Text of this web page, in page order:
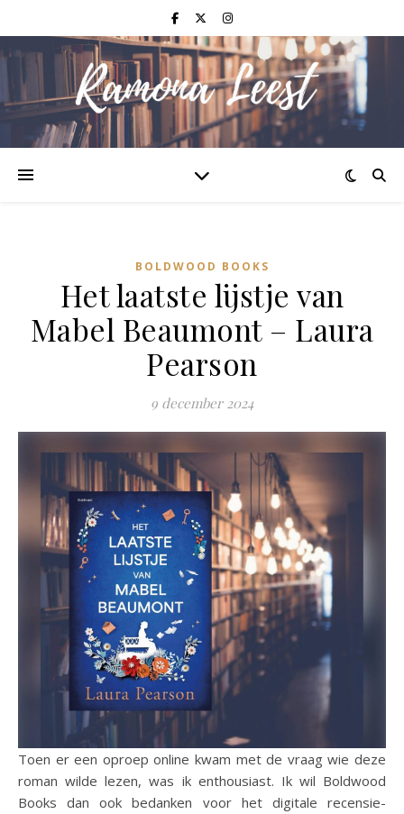
BOLDWOOD BOOKS
Het laatste lijstje van
Mabel Beaumont – Laura
Pearson
9 december 2024
Toen er een oproep online kwam met de vraag wie deze
roman wilde lezen, was ik enthousiast. Ik wil Boldwood
Books dan ook bedanken voor het digitale recensie-